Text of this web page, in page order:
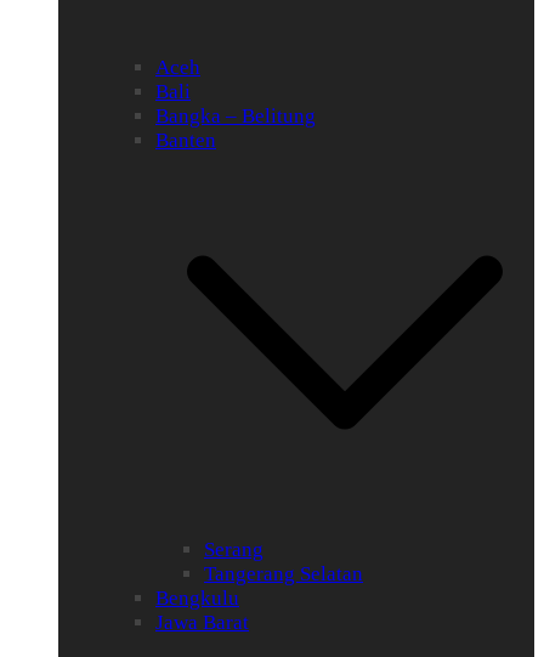
Aceh
Bali
Bangka – Belitung
Banten
Serang
Tangerang Selatan
Bengkulu
Jawa Barat